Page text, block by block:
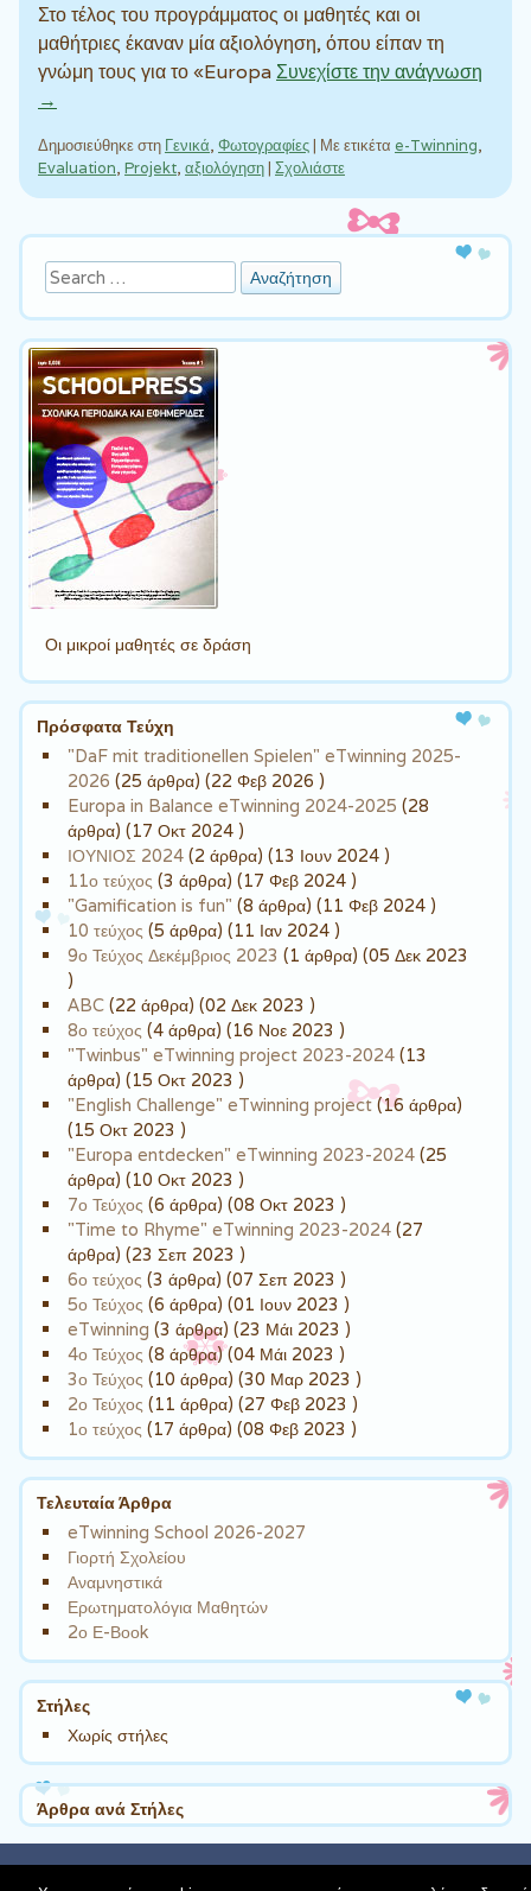
Στο τέλος του προγράμματος οι μαθητές και οι
μαθήτριες έκαναν μία αξιολόγηση, όπου είπαν τη
γνώμη τους για το «EuropaΣυνεχίστε την ανάγνωση
→
Δημοσιεύθηκε στη Γενικά, Φωτογραφίες| Με ετικέτα e-Twinning,
Evaluation, Projekt, αξιολόγηση| Σχολιάστε
Πλοήγηση άρθρων
Αναζήτηση
Οι μικροί μαθητές σε δράση
Πρόσφατα Τεύχη
"DaF mit traditionellen Spielen" eTwinning 2025-
2026 (25 άρθρα) (22 Φεβ 2026 )
Europa in Balance eTwinning 2024-2025 (28
άρθρα) (17 Οκτ 2024 )
ΙΟΥΝΙΟΣ 2024 (2 άρθρα) (13 Ιουν 2024 )
11ο τεύχος (3 άρθρα) (17 Φεβ 2024 )
"Gamification is fun" (8 άρθρα) (11 Φεβ 2024 )
10 τεύχος (5 άρθρα) (11 Ιαν 2024 )
9ο Τεύχος Δεκέμβριος 2023 (1 άρθρα) (05 Δεκ 2023
)
ABC (22 άρθρα) (02 Δεκ 2023 )
8ο τεύχος (4 άρθρα) (16 Νοε 2023 )
"Twinbus" eTwinning project 2023-2024 (13
άρθρα) (15 Οκτ 2023 )
"English Challenge" eTwinning project(16 άρθρα)
(15 Οκτ 2023 )
"Europa entdecken" eTwinning 2023-2024 (25
άρθρα) (10 Οκτ 2023 )
7ο Τεύχος (6 άρθρα) (08 Οκτ 2023 )
"Time to Rhyme" eTwinning 2023-2024 (27
άρθρα) (23 Σεπ 2023 )
6ο τεύχος (3 άρθρα) (07 Σεπ 2023 )
5ο Τεύχος (6 άρθρα) (01 Ιουν 2023 )
eTwinning (3 άρθρα) (23 Μάι 2023 )
4ο Τεύχος (8 άρθρα) (04 Μάι 2023 )
3ο Τεύχος (10 άρθρα) (30 Μαρ 2023 )
2ο Τεύχος (11 άρθρα) (27 Φεβ 2023 )
1ο τεύχος (17 άρθρα) (08 Φεβ 2023 )
Τελευταία Άρθρα
eTwinning School 2026-2027
Γιορτή Σχολείου
Αναμνηστικά
Ερωτηματολόγια Μαθητών
2ο Ε-Βοοk
Στήλες
Χωρίς στήλες
Άρθρα ανά Στήλες